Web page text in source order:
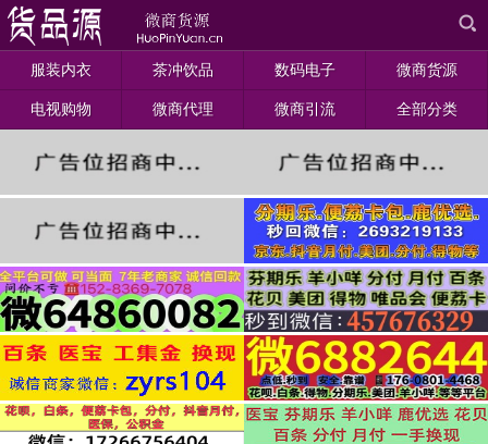
服装内衣 茶冲饮品 数码电子 微商货源
电视购物 微商代理 微商引流 全部分类